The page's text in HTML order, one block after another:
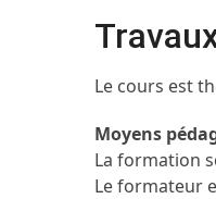
Le cours est
Moyens
La formation
Le formateur